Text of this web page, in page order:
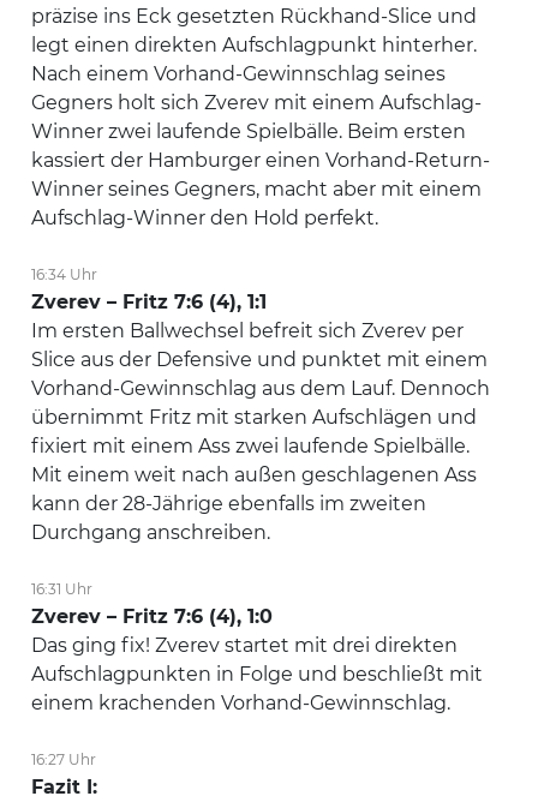
präzise ins Eck gesetzten Rückhand-Slice und
legt einen direkten Aufschlagpunkt hinterher.
Nach einem Vorhand-Gewinnschlag seines
Gegners holt sich Zverev mit einem Aufschlag-
Winner zwei laufende Spielbälle. Beim ersten
kassiert der Hamburger einen Vorhand-Return-
Winner seines Gegners, macht aber mit einem
Aufschlag-Winner den Hold perfekt.
16:34 Uhr
Zverev – Fritz 7:6 (4), 1:1
Im ersten Ballwechsel befreit sich Zverev per
Slice aus der Defensive und punktet mit einem
Vorhand-Gewinnschlag aus dem Lauf. Dennoch
übernimmt Fritz mit starken Aufschlägen und
fixiert mit einem Ass zwei laufende Spielbälle.
Mit einem weit nach außen geschlagenen Ass
kann der 28-Jährige ebenfalls im zweiten
Durchgang anschreiben.
16:31 Uhr
Zverev – Fritz 7:6 (4), 1:0
Das ging fix! Zverev startet mit drei direkten
Aufschlagpunkten in Folge und beschließt mit
einem krachenden Vorhand-Gewinnschlag.
16:27 Uhr
Fazit I: